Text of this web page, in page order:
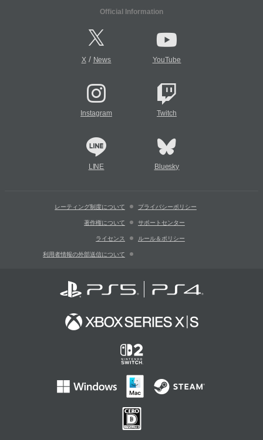
Official Information
X/ News YouTube
Instagram Twitch
LINE Bluesky
レーティング制度について プライバシーポリシー
著作権について サポートセンター
ライセンス ルール＆ポリシー
利用者情報の外部送信について